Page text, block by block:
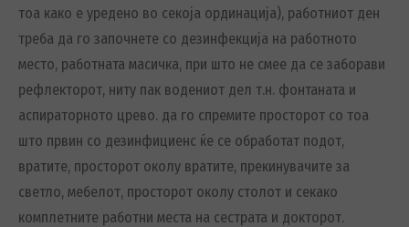
тоа како е уредено во секоја ординација), работниот ден
треба да го започнете со дезинфекција на работното
место, работната масичка, при што не смее да се заборави
рефлекторот, ниту пак водениот дел т.н. фонтаната и
аспираторното црево. да го спремите просторот со тоа
што првин со дезинфициенс ќе се обработат подот,
вратите, просторот околу вратите, прекинувачите за
светло, мебелот, просторот околу столот и секако
комплетните работни места на сестрата и докторот.